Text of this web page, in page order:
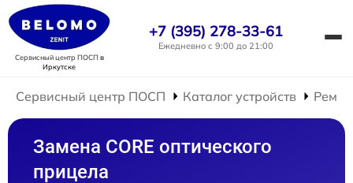
Сервисный центр ПОСПв
Иркутске
+7 (395) 278-33-61
Ежедневно с 9:00 до 21:00
Сервисный центр ПОСП Каталог устройств
Замена CORE оптического
прицела